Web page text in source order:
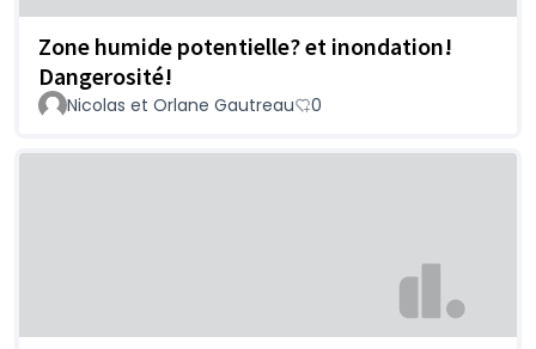
Zone humide potentielle? et inondation!
Dangerosité!
Nicolas et Orlane Gautreau 0